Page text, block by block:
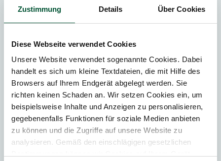
Zustimmung Details Über Cookies
Diese Webseite verwendet Cookies
Unsere Website verwendet sogenannte Cookies. Dabei
handelt es sich um kleine Textdateien, die mit Hilfe des
Browsers auf Ihrem Endgerät abgelegt werden. Sie
richten keinen Schaden an. Wir setzen Cookies ein, um
beispielsweise Inhalte und Anzeigen zu personalisieren,
gegebenenfalls Funktionen für soziale Medien anbieten
zu können und die Zugriffe auf unsere Website zu
analysieren. Gemäß den einschlägigen gesetzlichen